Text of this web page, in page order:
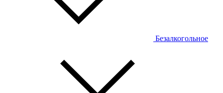
Безалкогольное